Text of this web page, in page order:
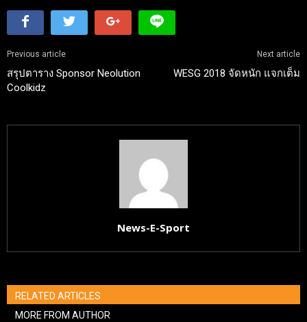
Previous article
สรุปตาราง Sponsor Neolution
Coolkidz
Next article
WESG 2018 จัดหนัก แจกเต็ม
News-E-Sport
RELATED ARTICLES
MORE FROM AUTHOR